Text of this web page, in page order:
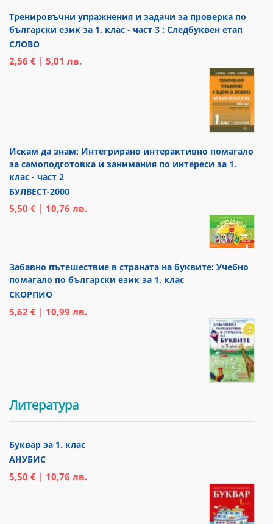
Тренировъчни упражнения и задачи за проверка по
български език за 1. клас - част 3 : Следбуквен етап
СЛОВО
2,56 € | 5,01 лв.
Искам да знам: Интегрирано интерактивно помагало
за самоподготовка и занимания по интереси за 1.
клас - част 2
БУЛВЕСТ-2000
5,50 € | 10,76 лв.
Забавно пътешествие в страната на буквите: Учебно
помагало по български език за 1. клас
СКОРПИО
5,62 € | 10,99 лв.
Литература
Буквар за 1. клас
АНУБИС
5,50 € | 10,76 лв.